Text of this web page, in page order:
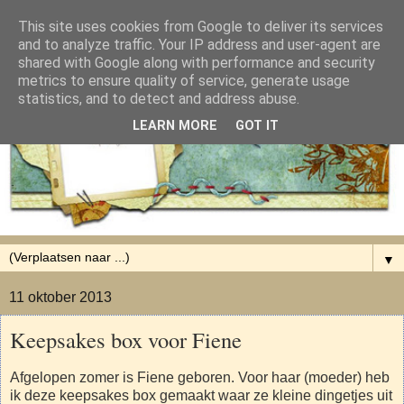
▼
11 oktober 2013
Keepsakes box voor Fiene
Afgelopen zomer is Fiene geboren. Voor haar (moeder) heb
ik deze keepsakes box gemaakt waar ze kleine dingetjes uit
This site uses cookies from Google to deliver its services
and to analyze traffic. Your IP address and user-agent are
shared with Google along with performance and security
metrics to ensure quality of service, generate usage
statistics, and to detect and address abuse.
LEARN MORE GOT IT